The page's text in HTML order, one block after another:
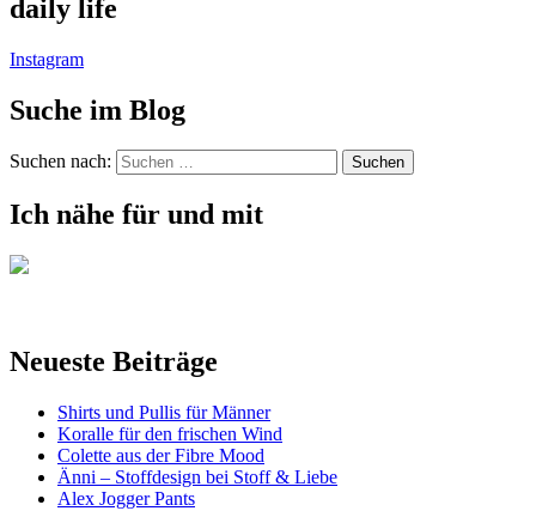
daily life
Instagram
Suche im Blog
Suchen nach:
Ich nähe für und mit
Neueste Beiträge
Shirts und Pullis für Männer
Koralle für den frischen Wind
Colette aus der Fibre Mood
Änni – Stoffdesign bei Stoff & Liebe
Alex Jogger Pants